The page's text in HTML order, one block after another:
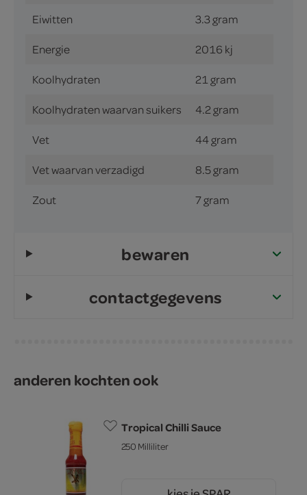
Eiwitten 3.3 gram
Energie 2016 kj
Koolhydraten 21 gram
Koolhydraten waarvan suikers 4.2 gram
Vet 44 gram
Vet waarvan verzadigd 8.5 gram
Zout 7 gram
bewaren
contactgegevens
anderen kochten ook
Tropical Chilli Sauce
250 Milliliter